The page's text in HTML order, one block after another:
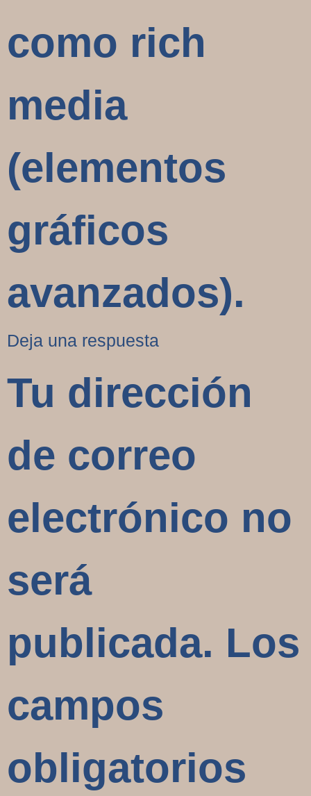
como rich
media
(elementos
gráficos
avanzados).
Deja una respuesta
Tu dirección
de correo
electrónico no
será
publicada. Los
campos
obligatorios